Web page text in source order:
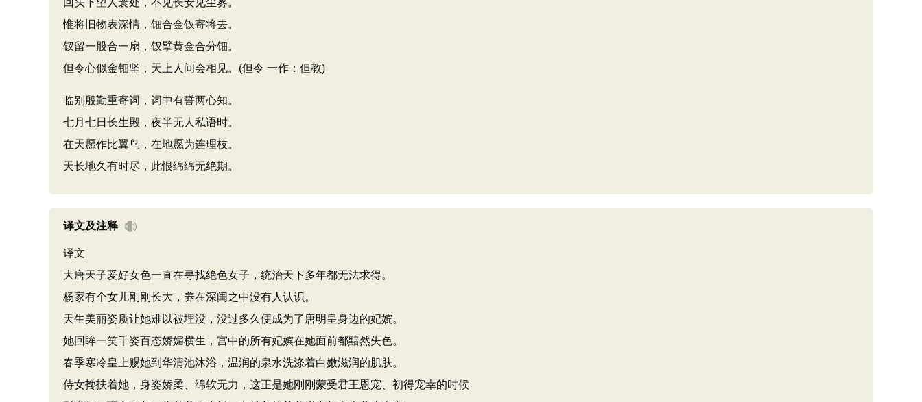
回头下望人寰处，不见长安见尘雾。
惟将旧物表深情，钿合金钗寄将去。
钗留一股合一扇，钗擘黄金合分钿。
但令心似金钿坚，天上人间会相见。(但令 一作：但教)
临别殷勤重寄词，词中有誓两心知。
七月七日长生殿，夜半无人私语时。
在天愿作比翼鸟，在地愿为连理枝。
天长地久有时尽，此恨绵绵无绝期。
译文及注释
译文
大唐天子爱好女色一直在寻找绝色女子，统治天下多年都无法求得。
杨家有个女儿刚刚长大，养在深闺之中没有人认识。
天生美丽姿质让她难以被埋没，没过多久便成为了唐明皇身边的妃嫔。
她回眸一笑千姿百态娇媚横生，宫中的所有妃嫔在她面前都黯然失色。
春季寒冷皇上赐她到华清池沐浴，温润的泉水洗涤着白嫩滋润的肌肤。
侍女搀扶着她，身姿娇柔、绵软无力，这正是她刚刚蒙受君王恩宠、初得宠幸的时候